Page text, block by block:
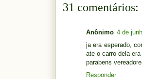
31 comentários:
Anônimo 4 de
ja era esperado,
ate o carro dela
parabens
Responder